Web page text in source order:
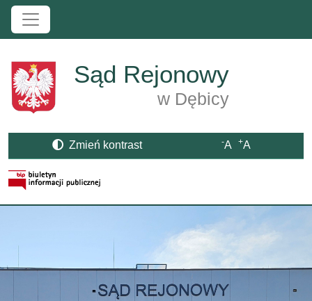
Przejdź do treści
Sąd Rejonowy
w Dębicy
Zmień kontrast -A +A
Strona BIP otwiera się w nowym oknie